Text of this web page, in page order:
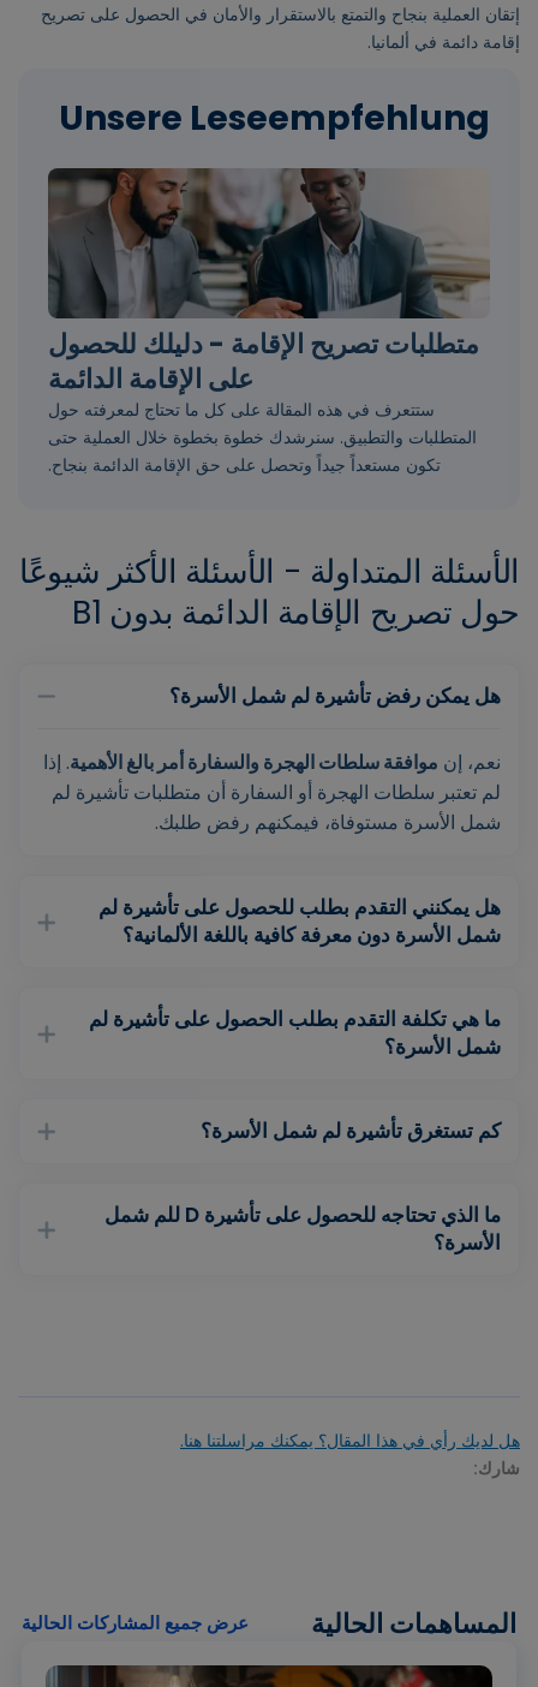
إتقان العملية بنجاح والتمتع بالاستقرار والأمان في الحصول على تصريح
إقامة دائمة في ألمانيا.
متطلبات تصريح الإقامة - دليلك للحصول
على الإقامة الدائمة
ستتعرف في هذه المقالة على كل ما تحتاج لمعرفته حول
المتطلبات والتطبيق. سنرشدك خطوة بخطوة خلال العملية حتى
تكون مستعداً جيداً وتحصل على حق الإقامة الدائمة بنجاح.
الأسئلة المتداولة - الأسئلة الأكثر شيوعًا
حول تصريح الإقامة الدائمة بدون B1
هل يمكن رفض تأشيرة لم شمل الأسرة؟
نعم، إن موافقة سلطات الهجرة والسفارة أمر بالغ الأهمية. إذا
لم تعتبر سلطات الهجرة أو السفارة أن متطلبات تأشيرة لم
شمل الأسرة مستوفاة، فيمكنهم رفض طلبك.
هل يمكنني التقدم بطلب للحصول على تأشيرة لم
شمل الأسرة دون معرفة كافية باللغة الألمانية؟
ما هي تكلفة التقدم بطلب الحصول على تأشيرة لم
شمل الأسرة؟
كم تستغرق تأشيرة لم شمل الأسرة؟
ما الذي تحتاجه للحصول على تأشيرة D للم شمل
الأسرة؟
هل لديك رأي في هذا المقال؟ يمكنك مراسلتنا هنا.
شارك:
المساهمات الحالية عرض جميع المشاركات الحالية